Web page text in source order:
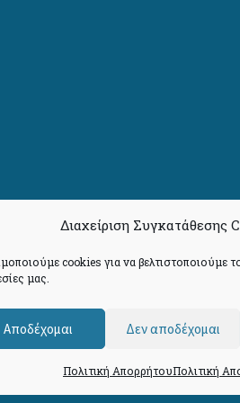
Διαχείριση Συγκατάθεσης
cookies για να βελτιστοποιούμε
μας.
Αποδέχομαι Δεν αποδέχομαι
Πολιτική ΑπορρήτουΠολιτική